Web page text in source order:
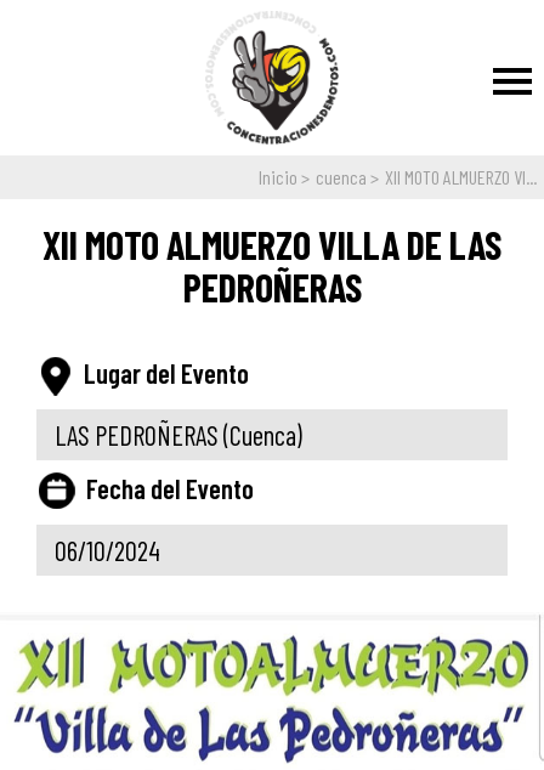
Inicio cuenca XII MOTO ALMUERZO VI...
XII MOTO ALMUERZO VILLA DE LAS
PEDROÑERAS
Lugar del Evento
LAS PEDROÑERAS(Cuenca)
Fecha del Evento
06/10/2024